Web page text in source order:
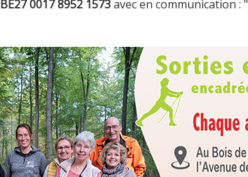
BE27 0017 8952 1573avec en communication : "